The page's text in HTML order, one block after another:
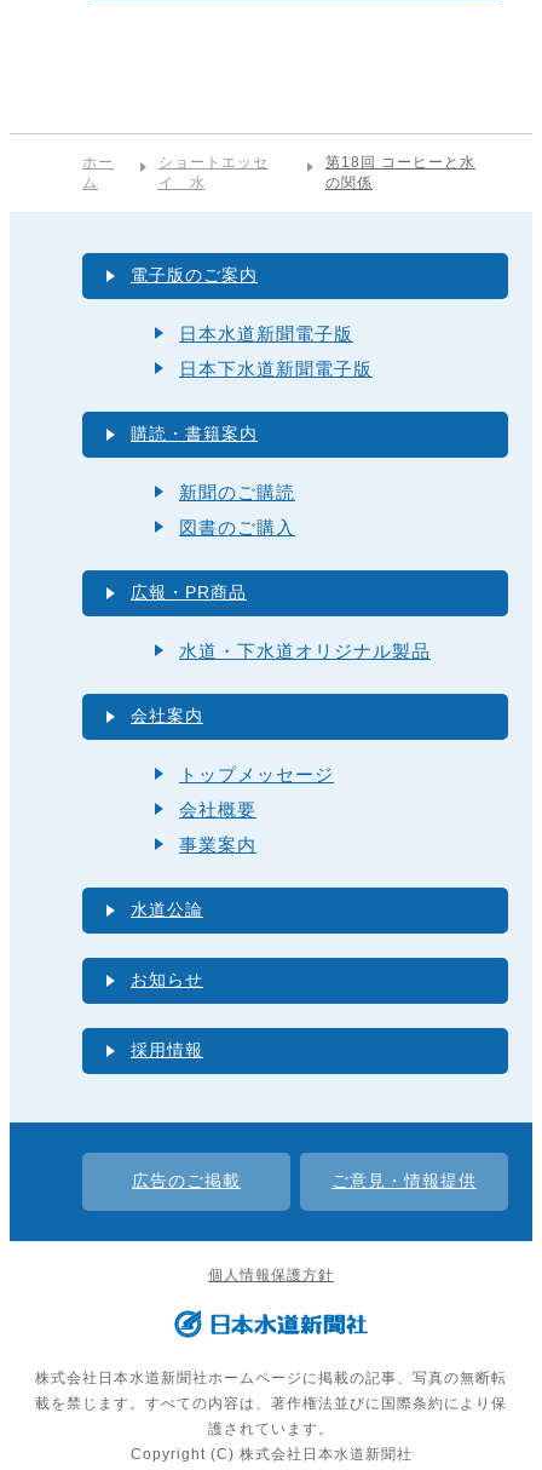
ホー
ム
ショートエッセ
イ 水
第18回 コーヒーと水
の関係
電子版のご案内
日本水道新聞電子版
日本下水道新聞電子版
購読・書籍案内
新聞のご購読
図書のご購入
広報・PR商品
水道・下水道オリジナル製品
会社案内
トップメッセージ
会社概要
事業案内
水道公論
お知らせ
採用情報
広告のご掲載 ご意見・情報提供
個人情報保護方針
株式会社日本水道新聞社ホームページに掲載の記事、写真の無断転
載を禁じます。すべての内容は、著作権法並びに国際条約により保
護されています。
Copyright (C) 株式会社日本水道新聞社